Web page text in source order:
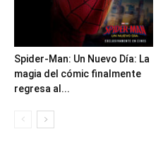
Spider-Man: Un Nuevo Día: La
magia del cómic finalmente
regresa al...